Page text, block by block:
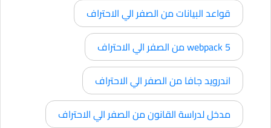
قواعد البيانات من الصفر الي الاحتراف
webpack 5 من الصفر الي الاحتراف
اندرويد جافا من الصفر الي الاحتراف
مدخل لدراسة القانون من الصفر الي الاحتراف